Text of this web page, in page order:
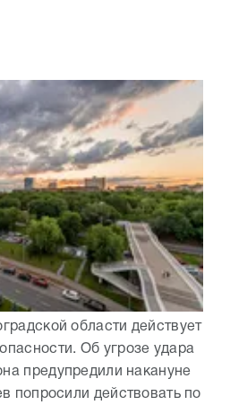
области действует
Об угрозе удара
предупредили накануне
попросили действовать по